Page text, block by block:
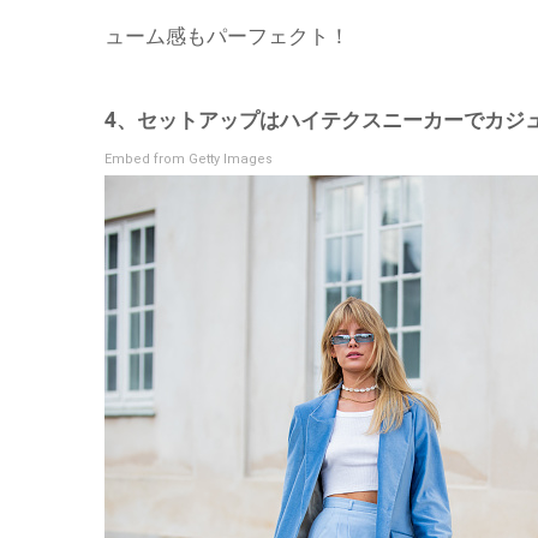
ューム感もパーフェクト！
4、セットアップはハイテクスニーカーでカジ
Embed from Getty Images